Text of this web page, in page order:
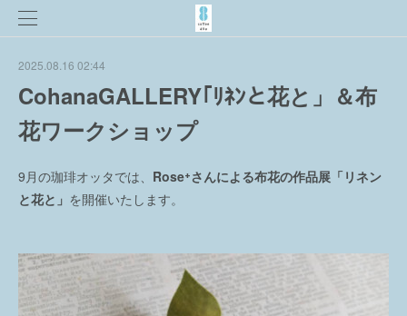
2025.08.16 02:44
CohanaGALLERY｢ﾘﾈﾝと花と」＆布
花ワークショップ
9月の珈琲オッタでは、 Rose⁺さんによる布花の作品展「リネン
と花と」 を開催いたします。